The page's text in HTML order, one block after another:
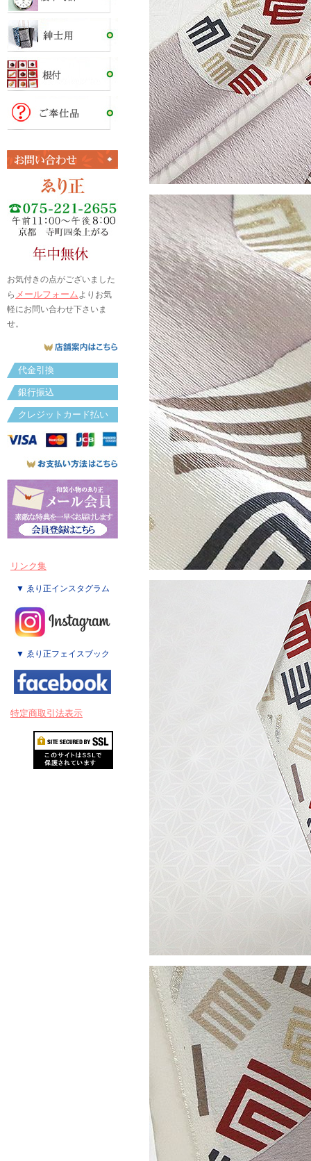
お気付きの点がございました
ら メールフォームよりお気
軽にお問い合わせ下さいま
せ。
代金引換
銀行振込
クレジットカード払い
リンク集
▼ ゑり正インスタグラム
▼ ゑり正フェイスブック
特定商取引法表示